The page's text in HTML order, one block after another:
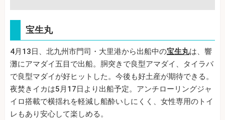
宝生丸
4月13日、北九州市門司・大里港から出船中の宝生丸は、響
灘にアマダイ五目で出船。胴突きで良型アマダイ、タイラバ
で良型マダイが好ヒットした。今後も好土産が期待できる。
夜焚きイカは5月17日より出船予定。アンチローリングジャ
イロ搭載で横揺れを軽減し船酔いしにくく、女性専用のトイ
レもあり安心して楽しめる。